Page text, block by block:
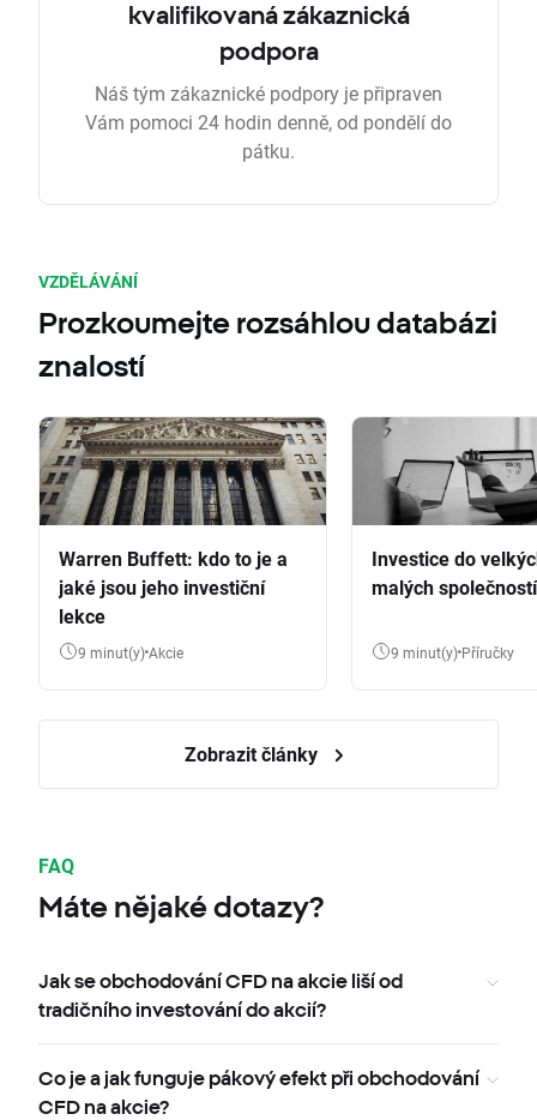
kvalifikovaná zákaznická
podpora
Náš tým zákaznické podpory je připraven
Vám pomoci 24 hodin denně, od pondělí do
pátku.
VZDĚLÁVÁNÍ
Prozkoumejte rozsáhlou databázi
znalostí
Warren Buffett: kdo to je a
jaké jsou jeho investiční
lekce
9 minut(y) Akcie
Investice do
malých společností
9 minut(y) Příručky
Zobrazit články
FAQ
Máte nějaké dotazy?
Jak se obchodování CFD na akcie liší od
tradičního investování do akcií?
Co je a jak funguje pákový efekt při obchodování
CFD na akcie?